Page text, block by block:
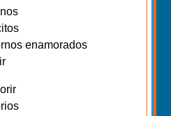
enamorados